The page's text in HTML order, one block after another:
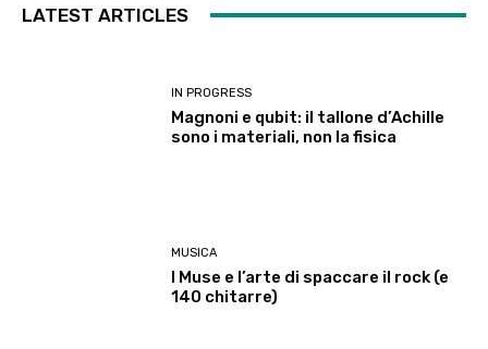
LATEST ARTICLES
IN PROGRESS
Magnoni e qubit: il tallone d’Achille
sono i materiali, non la fisica
MUSICA
I Muse e l’arte di spaccare il rock (e
140 chitarre)